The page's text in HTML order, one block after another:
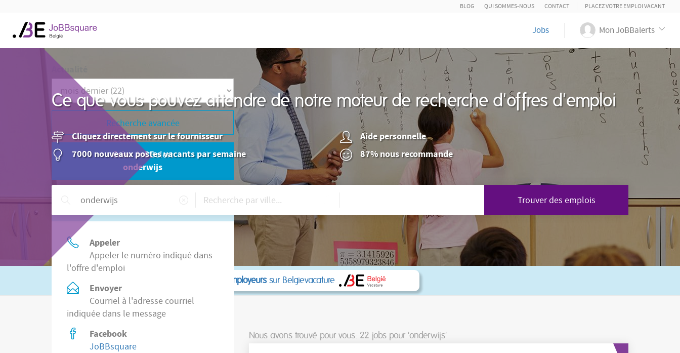
BLOG QUI SOMMES-NOUS CONTACT PLACEZ VOTRE EMPLOI VACANT
Jobs Mon JoBBalerts
Ce que vous pouvez attendre de notre moteur de recherche d'offres d'emploi
Cliquez directement sur le fournisseur
Aide personnelle
7000 nouveaux postes vacants par semaine
87% nous recommande
Trouver des emplois
Ou recherchez 2.200 postes vacants des employeurssur Belgievacature
Actualité
Recherche avancée
Créer JoBBalert
onderwijs
Besoin d'aide ?
Appeler
Appeler le numéro indiqué dans
l'offre d'emploi
Envoyer
Courriel à l'adresse courriel
indiquée dans le message
Facebook
JoBBsquare
Nous avons trouvé pour vous: 22 jobs pour 'onderwijs'